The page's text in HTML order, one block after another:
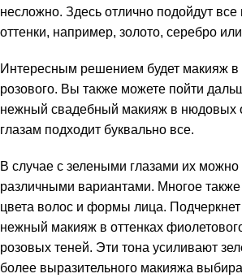
несложно. Здесь отлично подойдут все
оттенки, например, золото, серебро
Интересным решением будет макияж в
розового. Вы также можете пойти
нежный свадебный макияж в нюдовых
глазам подходит буквально все.
В случае с зелеными глазами их можно
различными вариантами. Многое также
цвета волос и формы лица. Подчеркнет
нежный макияж в оттенках
розовых теней. Эти тона усиливают
более выразительного макияжа